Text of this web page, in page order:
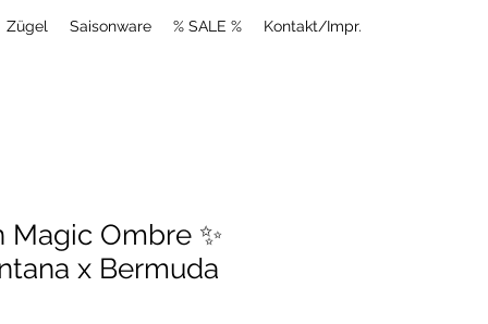
Zügel Saisonware % SALE % Kontakt/Impr.
Magic Ombre ✨
x Bermuda